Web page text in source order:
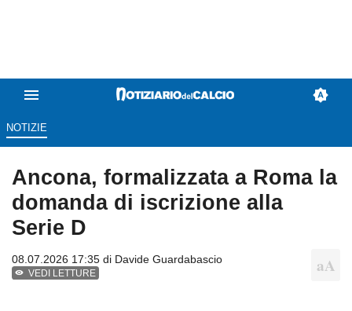
NOTIZIE
Ancona, formalizzata a Roma la
domanda di iscrizione alla
Serie D
08.07.2026 17:35 di Davide Guardabascio
VEDI LETTURE